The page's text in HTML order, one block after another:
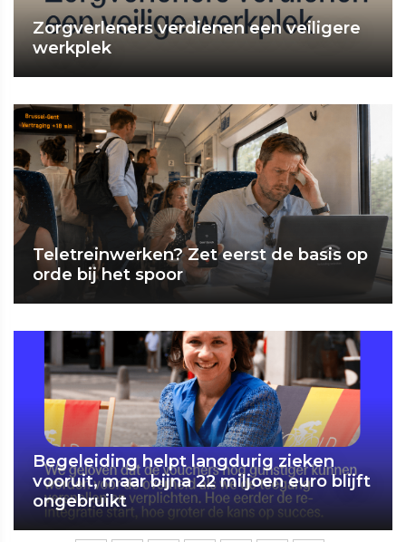
Zorgverleners verdienen een veiligere
werkplek
Teletreinwerken? Zet eerst de basis op
orde bij het spoor
Begeleiding helpt langdurig zieken
vooruit, maar bijna 22 miljoen euro blijft
ongebruikt